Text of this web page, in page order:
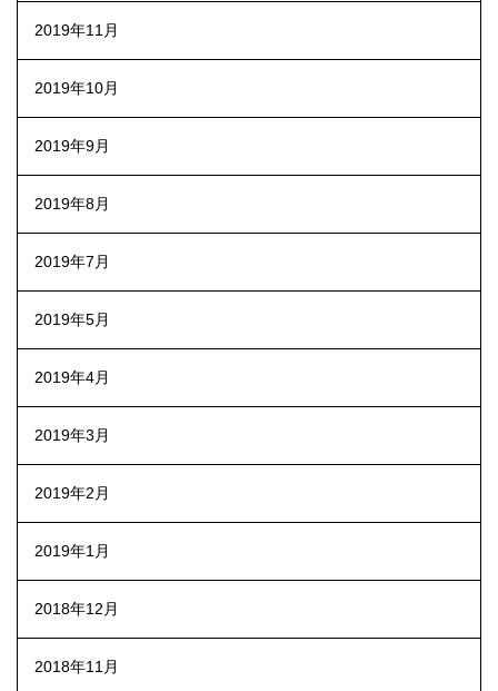
2019年11月
2019年10月
2019年9月
2019年8月
2019年7月
2019年5月
2019年4月
2019年3月
2019年2月
2019年1月
2018年12月
2018年11月